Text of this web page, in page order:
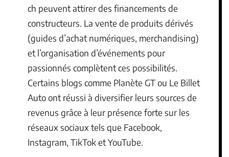
ch peuvent attirer des financements de
constructeurs. La vente de produits dérivés
(guides d’achat numériques, merchandising)
et l’organisation d’événements pour
passionnés complètent ces possibilités.
Certains blogs comme Planète GT ou Le Billet
Auto ont réussi à diversifier leurs sources de
revenus grâce à leur présence forte sur les
réseaux sociaux tels que Facebook,
Instagram, TikTok et YouTube.